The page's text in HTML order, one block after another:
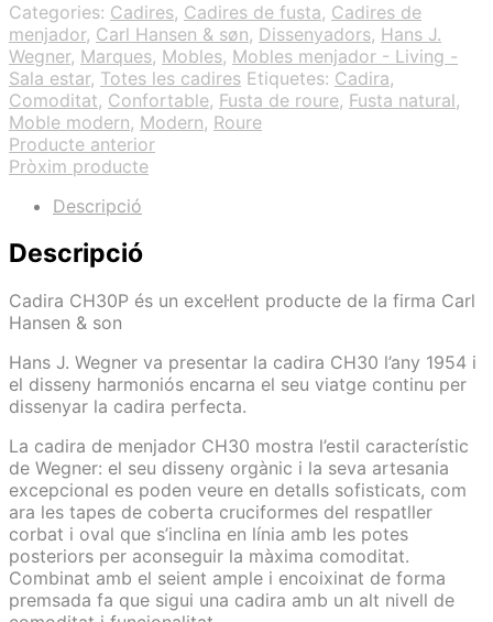
Categories: Cadires, Cadires de fusta, Cadires de
menjador, Carl Hansen & søn, Dissenyadors, Hans J.
Wegner, Marques, Mobles, Mobles menjador - Living -
Sala estar, Totes les cadires Etiquetes: Cadira,
Comoditat, Confortable, Fusta de roure, Fusta natural,
Moble modern, Modern, Roure
Producte anterior
Pròxim producte
Descripció
Descripció
Cadira CH30P és un excel·lent producte de la firma Carl
Hansen & son
Hans J. Wegner va presentar la cadira CH30 l’any 1954 i
el disseny harmoniós encarna el seu viatge continu per
dissenyar la cadira perfecta.
La cadira de menjador CH30 mostra l’estil característic
de Wegner: el seu disseny orgànic i la seva artesania
excepcional es poden veure en detalls sofisticats, com
ara les tapes de coberta cruciformes del respatller
corbat i oval que s’inclina en línia amb les potes
posteriors per aconseguir la màxima comoditat.
Combinat amb el seient ample i encoixinat de forma
premsada fa que sigui una cadira amb un alt nivell de